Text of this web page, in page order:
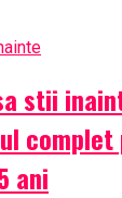
stii
ani